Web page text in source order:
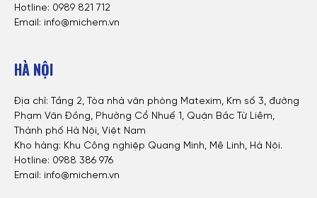
Hotline: 0989 821 712
Email: info@michem.vn
HÀ NỘI
Địa chỉ: Tầng 2, Tòa nhà văn phòng Matexim, Km số 3, đường
Phạm Văn Đồng, Phường Cổ Nhuế 1, Quận Bắc Từ Liêm,
Thành phố Hà Nội, Việt Nam
Kho hàng: Khu Công nghiệp Quang Minh, Mê Linh, Hà Nội.
Hotline: 0988 386 976
Email: info@michem.vn